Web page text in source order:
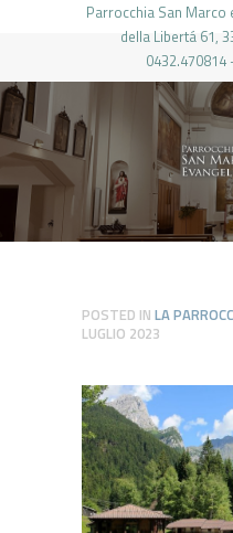
Parrocchia San
della Libertá 61,
0432.470814
PARROCCHIA
HOME
LA
IL PARROCO
LE ATTIVITÀ
PIERABECH
FOTO E VIDEO
CONTATTI
LOGIN
POSTED IN LA
LUGLIO 2023